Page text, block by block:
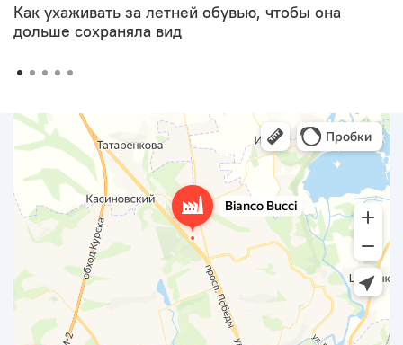
Как ухаживать за летней обувью, чтобы она
дольше сохраняла вид